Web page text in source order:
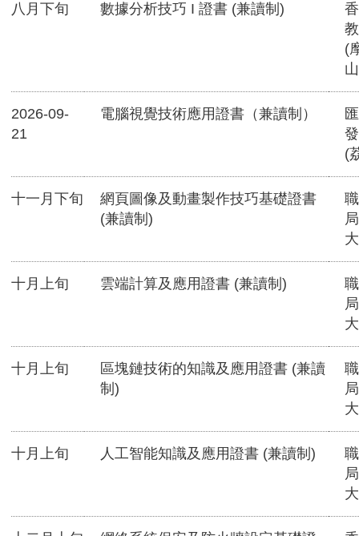
八月下旬 數據分析技巧 I 證書 (兼讀制)
(
2026-09-
21
電腦視覺技術應用證書（兼讀制）
(
十一月下旬
網頁圖像及動畫製作技巧基礎證書
(兼讀制)
十月上旬 雲端計算及應用證書 (兼讀制)
十月上旬
區塊鏈技術的知識及應用證書 (兼讀
制)
十月上旬 人工智能知識及應用證書 (兼讀制)